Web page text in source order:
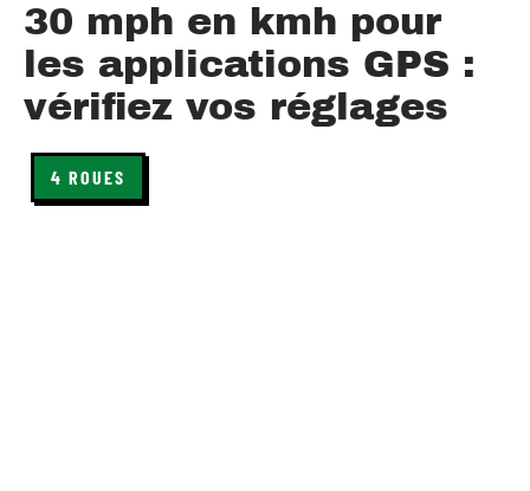
30 mph en kmh pour
les applications GPS :
vérifiez vos réglages
4 ROUES